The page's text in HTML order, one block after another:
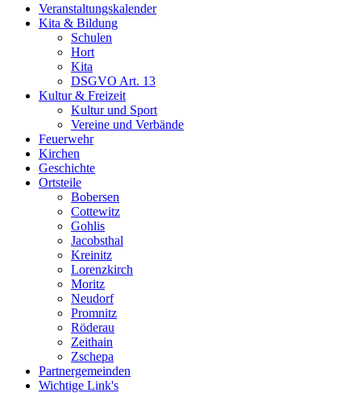
Veranstaltungskalender
Kita & Bildung
Schulen
Hort
Kita
DSGVO Art. 13
Kultur & Freizeit
Kultur und Sport
Vereine und Verbände
Feuerwehr
Kirchen
Geschichte
Ortsteile
Bobersen
Cottewitz
Gohlis
Jacobsthal
Kreinitz
Lorenzkirch
Moritz
Neudorf
Promnitz
Röderau
Zeithain
Zschepa
Partnergemeinden
Wichtige Link's